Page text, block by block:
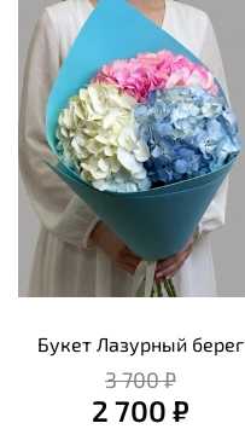
Букет Лазурный берег
3 700 ₽
2 700 ₽